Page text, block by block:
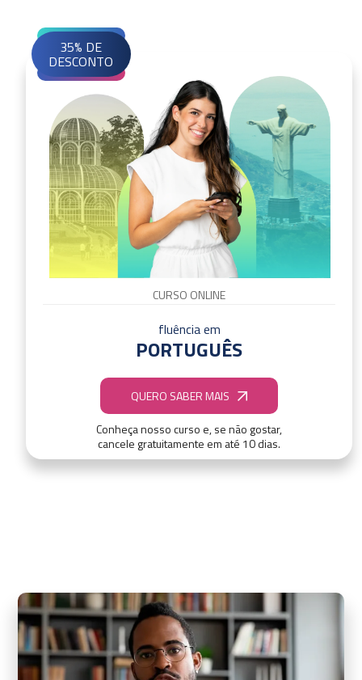
CURSO ONLINE
fluência em
PORTUGUÊS
QUERO SABER MAIS
Conheça nosso curso e, se não gostar,
cancele gratuitamente em até 10 dias.
35% DE
DESCONTO